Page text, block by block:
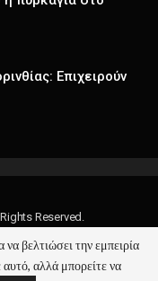
Επιχειρούν
Reserved.
βελτιώσει την εμπειρία
αλλά μπορείτε να